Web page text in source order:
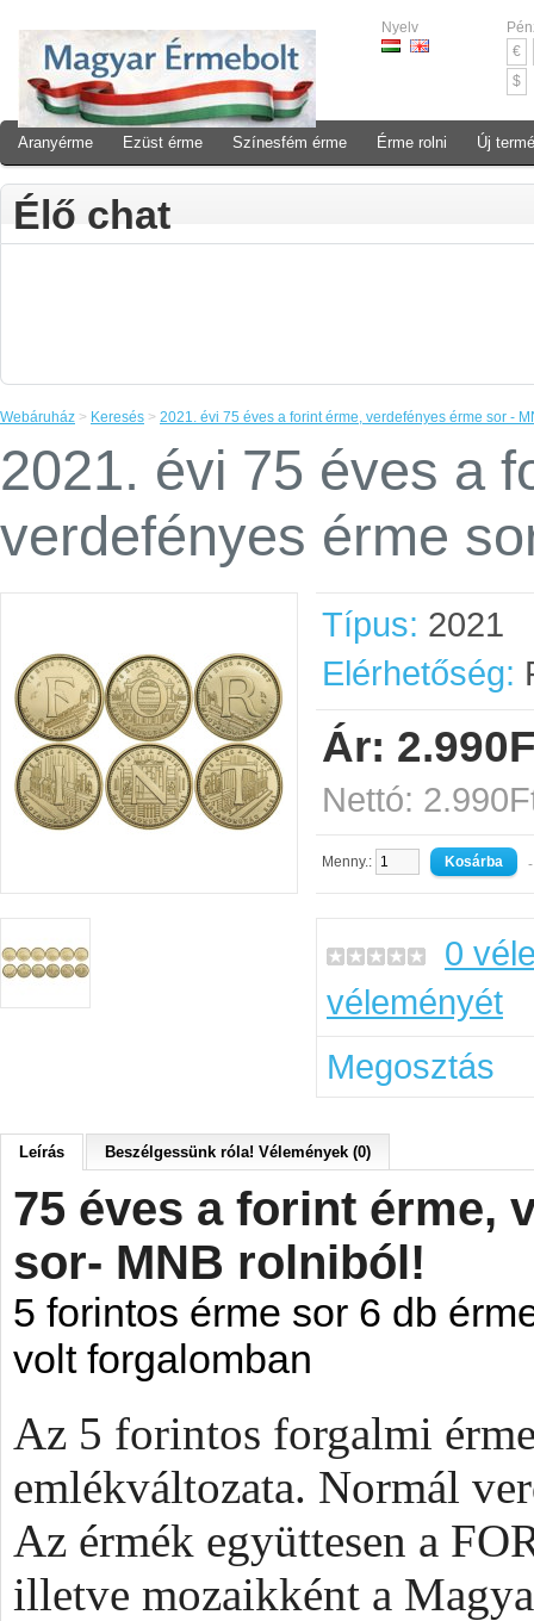
Nyelv
€
$
Aranyérme Ezüst érme Színesfém érme Érme rolni Új
Élő chat
Webáruház > Keresés > 2021. évi 75 éves a forint érme, verdefényes érme sor -
2021. évi 75 éves a
verdefényes érme
Típus: 2021
Elérhetőség:
Ár:
Nettó:
Menny.: -
0
véleményét
Megosztás
Leírás Beszélgessünk róla! Vélemények (0)
75 éves a forint érme,
sor- MNB rolniból!
5 forintos érme sor 6 db
volt forgalomban
Az 5 forintos forgalmi
emlékváltozata. Normál
Az érmék együttesen a
illetve mozaikként a